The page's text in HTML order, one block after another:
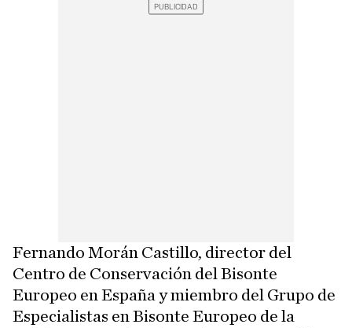
Fernando Morán Castillo, director del
Centro de Conservación del Bisonte
Europeo en España y miembro del Grupo de
Especialistas en Bisonte Europeo de la